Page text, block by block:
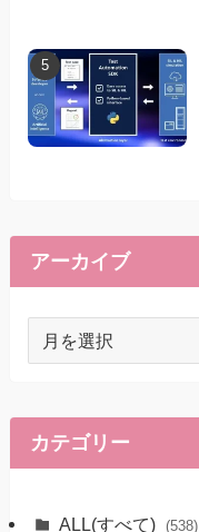
アーカイブ
イ
ブ
カテゴリー
ALL(すべて) (538)